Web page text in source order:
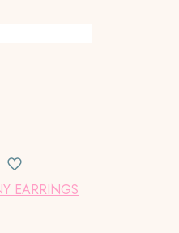
Este
producto
tiene